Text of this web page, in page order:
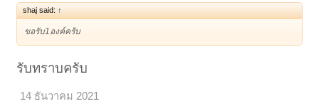
shaj said: ↑
ขอรับ1องค์ครับ
รับทราบครับ
14 ธันวาคม 2021